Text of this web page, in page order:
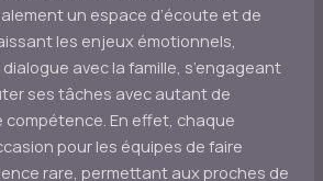
un espace d’écoute et de
les enjeux émotionnels,
avec la famille, s’engageant
ses tâches avec autant de
compétence. En effet, chaque
pour les équipes de faire
rare, permettant aux proches de